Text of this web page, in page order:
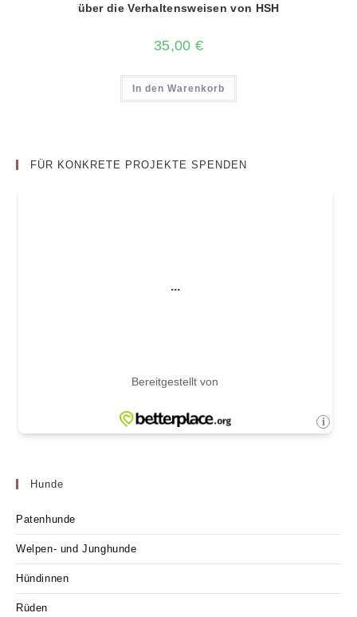
über die Verhaltensweisen von HSH
35,00 €
In den Warenkorb
FÜR KONKRETE PROJEKTE SPENDEN
Hunde
Patenhunde
Welpen- und Junghunde
Hündinnen
Rüden